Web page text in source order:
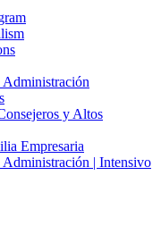
Administración
y Altos
Empresaria
Administración | Intensivo